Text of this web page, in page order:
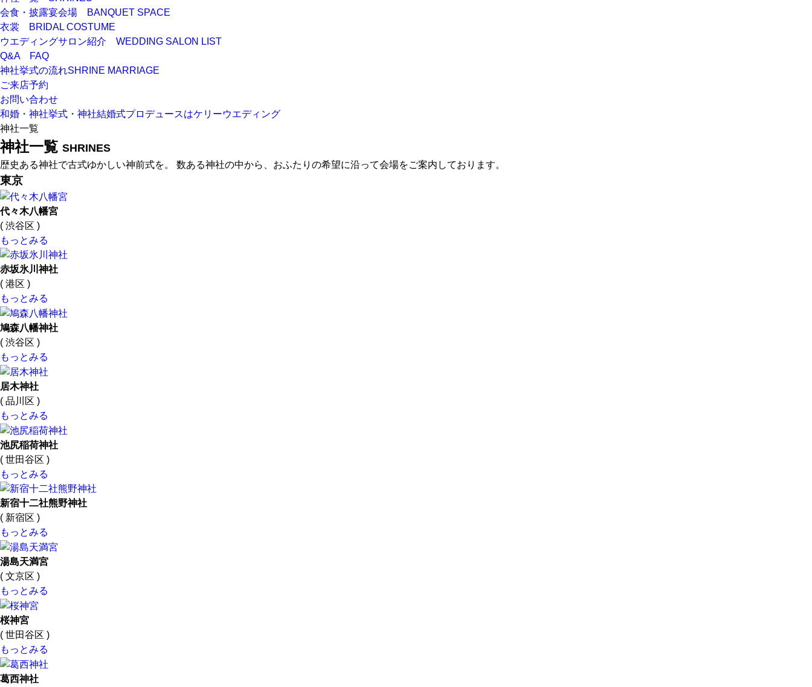
会食・披露宴会場
BANQUET SPACE
衣裳
BRIDAL COSTUME
ウエディングサロン紹介 WEDDING SALON LIST
Q&A
FAQ
神社挙式の流れSHRINE MARRIAGE
ご来店予約
お問い合わせ
和婚・神社挙式・神社結婚式プロデュースはケリーウエディング
神社一覧
神社一覧 SHRINES
歴史ある神社で古式ゆかしい神前式を。 数ある神社の中から、おふたりの希望に沿って会場をご案内しております。
東京
代々木八幡宮
( 渋谷区 )
もっとみる
赤坂氷川神社
( 港区 )
もっとみる
鳩森八幡神社
( 渋谷区 )
もっとみる
居木神社
( 品川区 )
もっとみる
池尻稲荷神社
( 世田谷区 )
もっとみる
新宿十二社熊野神社
( 新宿区 )
もっとみる
湯島天満宮
( 文京区 )
もっとみる
桜神宮
( 世田谷区 )
もっとみる
葛西神社